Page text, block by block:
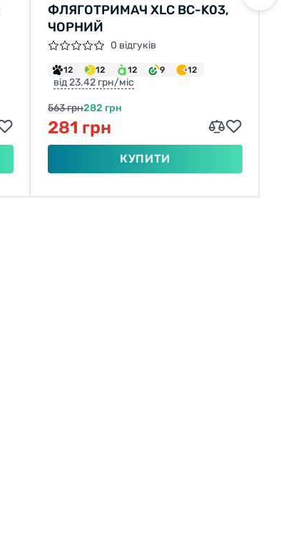
ФЛЯГОТРИМАЧ XLC BC-K03,
ЧОРНИЙ
0 відгуків
12 12 12 9 12
від 23.42 грн/міс
563 грн282 грн
281 грн
КУПИТИ